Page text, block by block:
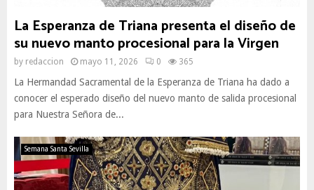
La Esperanza de Triana presenta el diseño de
su nuevo manto procesional para la Virgen
by redaccion mayo 11, 2026 0 365
La Hermandad Sacramental de la Esperanza de Triana ha dado a
conocer el esperado diseño del nuevo manto de salida procesional
para Nuestra Señora de...
Semana Santa Sevilla